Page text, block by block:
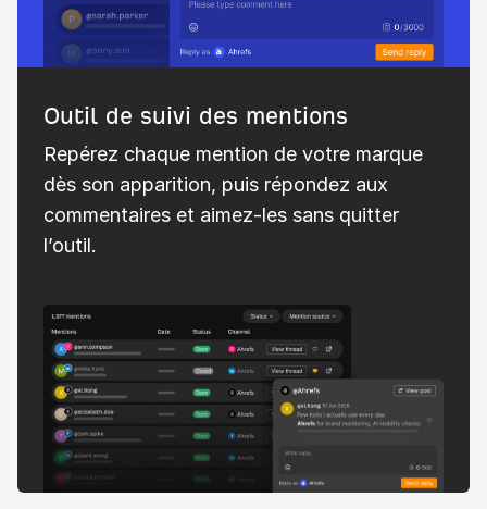
Outil de suivi des mentions
Repérez chaque mention de votre marque
dès son apparition, puis répondez aux
commentaires et aimez-les sans quitter
l’outil.